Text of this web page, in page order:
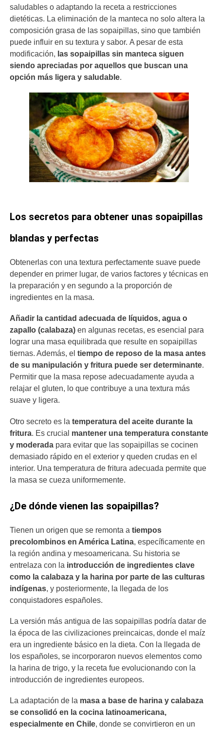
saludables o adaptando la receta a restricciones
dietéticas. La eliminación de la manteca no solo altera la
composición grasa de las sopaipillas, sino que también
puede influir en su textura y sabor. A pesar de esta
modificación, las sopaipillas sin manteca siguen
siendo apreciadas por aquellos que buscan una
opción más ligera y saludable.
Los secretos para obtener unas sopaipillas
blandas y perfectas
Obtenerlas con una textura perfectamente suave puede
depender en primer lugar, de varios factores y técnicas en
la preparación y en segundo a la proporción de
ingredientes en la masa.
Añadir la cantidad adecuada de líquidos, agua o
zapallo (calabaza) en algunas recetas, es esencial para
lograr una masa equilibrada que resulte en sopaipillas
tiernas. Además, el tiempo de reposo de la masa antes
de su manipulación y fritura puede ser determinante.
Permitir que la masa repose adecuadamente ayuda a
relajar el gluten, lo que contribuye a una textura más
suave y ligera.
Otro secreto es la temperatura del aceite durante la
fritura. Es crucial mantener una temperatura constante
y moderada para evitar que las sopaipillas se cocinen
demasiado rápido en el exterior y queden crudas en el
interior. Una temperatura de fritura adecuada permite que
la masa se cueza uniformemente.
¿De dónde vienen las sopaipillas?
Tienen un origen que se remonta a tiempos
precolombinos en América Latina, específicamente en
la región andina y mesoamericana. Su historia se
entrelaza con la introducción de ingredientes clave
como la calabaza y la harina por parte de las culturas
indígenas, y posteriormente, la llegada de los
conquistadores españoles.
La versión más antigua de las sopaipillas podría datar de
la época de las civilizaciones preincaicas, donde el maíz
era un ingrediente básico en la dieta. Con la llegada de
los españoles, se incorporaron nuevos elementos como
la harina de trigo, y la receta fue evolucionando con la
introducción de ingredientes europeos.
La adaptación de la masa a base de harina y calabaza
se consolidó en la cocina latinoamericana,
especialmente en Chile, donde se convirtieron en un